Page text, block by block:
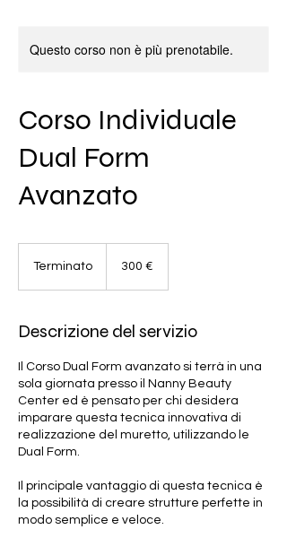
Questo corso non è più prenotabile.
Corso Individuale
Dual Form
Avanzato
Terminato
i
a
t
o
300 €
Descrizione del servizio
Il Corso Dual Form avanzato si terrà in una
sola giornata presso il Nanny Beauty
Center ed è pensato per chi desidera
imparare questa tecnica innovativa di
realizzazione del muretto, utilizzando le
Dual Form.
Il principale vantaggio di questa tecnica è
la possibilità di creare strutture perfette in
modo semplice e veloce.